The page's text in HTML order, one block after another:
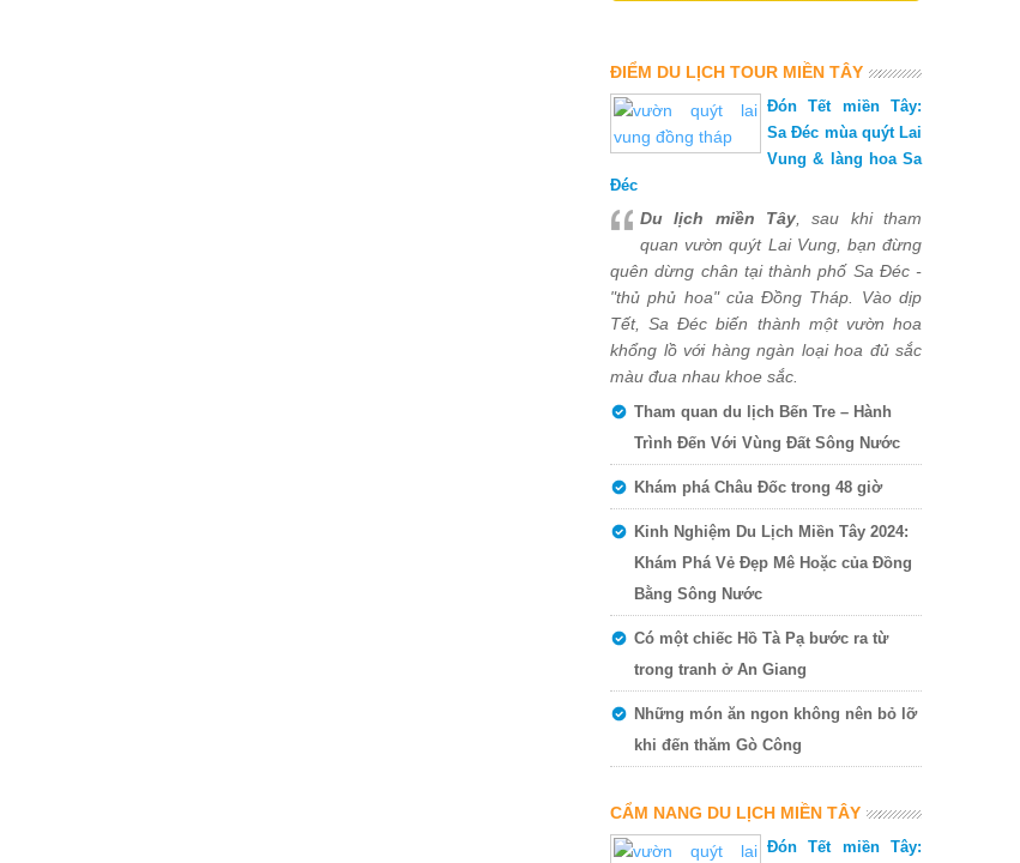
ĐIỂM DU LỊCH TOUR MIỀN TÂY
Đón Tết miền Tây:
Sa Đéc mùa quýt Lai
Vung & làng hoa Sa
Đéc
Du lịch miền Tây , sau khi tham
quan vườn quýt Lai Vung, bạn đừng
quên dừng chân tại thành phố Sa Đéc -
"thủ phủ hoa" của Đồng Tháp. Vào dịp
Tết, Sa Đéc biến thành một vườn hoa
khổng lồ với hàng ngàn loại hoa đủ sắc
màu đua nhau khoe sắc.
Tham quan du lịch Bến Tre – Hành
Trình Đến Với Vùng Đất Sông Nước
Khám phá Châu Đốc trong 48 giờ
Kinh Nghiệm Du Lịch Miền Tây 2024:
Khám Phá Vẻ Đẹp Mê Hoặc của Đồng
Bằng Sông Nước
Có một chiếc Hồ Tà Pạ bước ra từ
trong tranh ở An Giang
Những món ăn ngon không nên bỏ lỡ
khi đến thăm Gò Công
CẨM NANG DU LỊCH MIỀN TÂY
Đón Tết miền Tây: